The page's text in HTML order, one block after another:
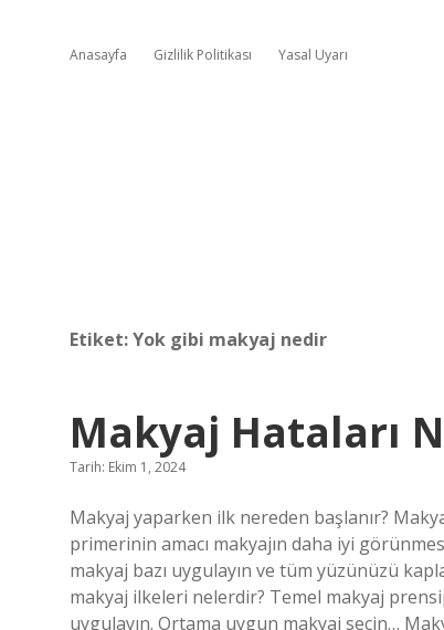
Anasayfa Gizlilik Politikası Yasal Uyarı
Etiket:Yok gibi makyaj nedir
Makyaj Hataları
Tarih: Ekim 1, 2024
Makyaj yaparken ilk nereden başlanır?
primerinin amacı makyajın daha iyi
makyaj bazı uygulayın ve tüm yüzünüzü
makyaj ilkeleri nelerdir? Temel makyaj
uygulayın. Ortama uygun makyaj seçin…